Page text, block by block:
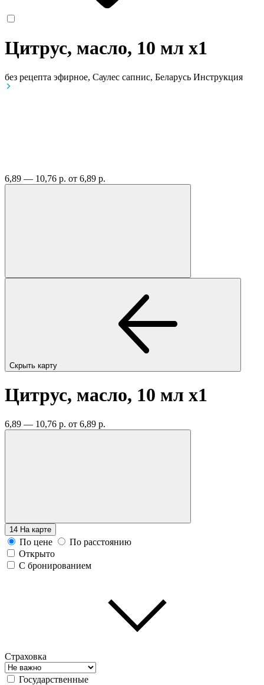
Цитрус, масло, 10 мл x1
без рецепта эфирное, Саулес сапнис, Беларусь Инструкция
6,89 — 10,76 р. от 6,89 р.
Скрыть карту
Цитрус, масло, 10 мл x1
6,89 — 10,76 р. от 6,89 р.
14 На карте
По цене
По расстоянию
Открыто
С бронированием
Страховка
Государственные